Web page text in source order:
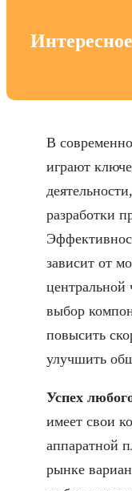
Интересное
В
играют
разработки
зависит от
центральной
выбор
повысить
улучшить
Успех
имеет свои
аппаратной
рынке